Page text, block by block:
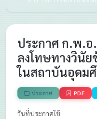
ประกาศ ก.พ.อ.
ลงโทษทางวินัย
ในสถาบันอุดม
ประกาศ PDF
วันที่ประกาศใช้: